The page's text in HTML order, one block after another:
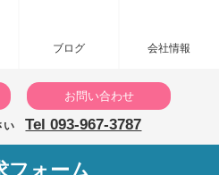
ブログ 会社情報
お問い合わせ
い Tel 093-967-3787
フォーム